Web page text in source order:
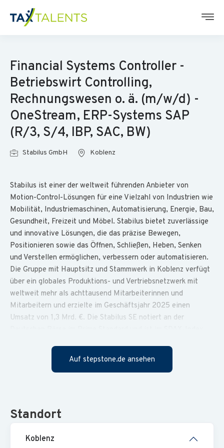
Financial Systems Controller -
Betriebswirt Controlling,
Rechnungswesen o. ä. (m/w/d) -
OneStream, ERP-Systems SAP
(R/3, S/4, IBP, SAC, BW)
Stabilus GmbH Koblenz
Stabilus ist einer der weltweit führenden Anbieter von
Motion-Control-Lösungen für eine Vielzahl von Industrien wie
Mobilität, Industriemaschinen, Automatisierung, Energie, Bau,
Gesundheit, Freizeit und Möbel. Stabilus bietet zuverlässige
und innovative Lösungen, die das präzise Bewegen,
Positionieren sowie das Öffnen, Schließen, Heben, Senken
und Verstellen ermöglichen, verbessern oder automatisieren.
Die Gruppe mit Hauptsitz und Stammwerk in Koblenz verfügt
über ein globales Produktions- und Vertriebsnetzwerk mit
weltweit mehr als achttausend Mitarbeiterinnen und
Mitarbeitern und erzielte im Geschäftsjahr 2025 einen
Umsatz von 1,3 Mrd. €. Die Stabilus SE notiert an der
Wir suchen für unseren Bereich Strategic Controlling
Konsolidierungs- und Planungssystems OneStream sowie
Auf stepstone.de ansehen
Standort
Koblenz